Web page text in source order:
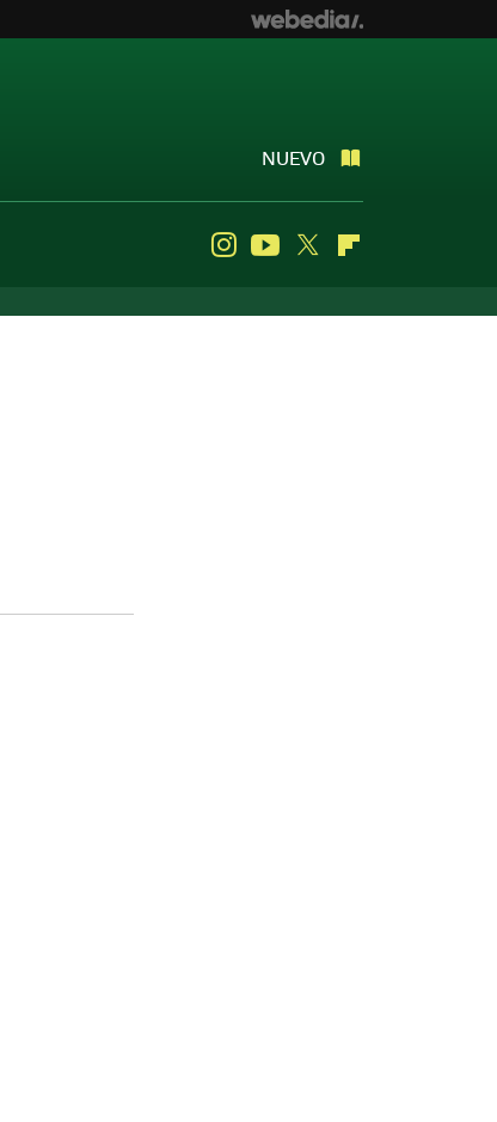
NUEVO
InstagramYoutube
Twitter